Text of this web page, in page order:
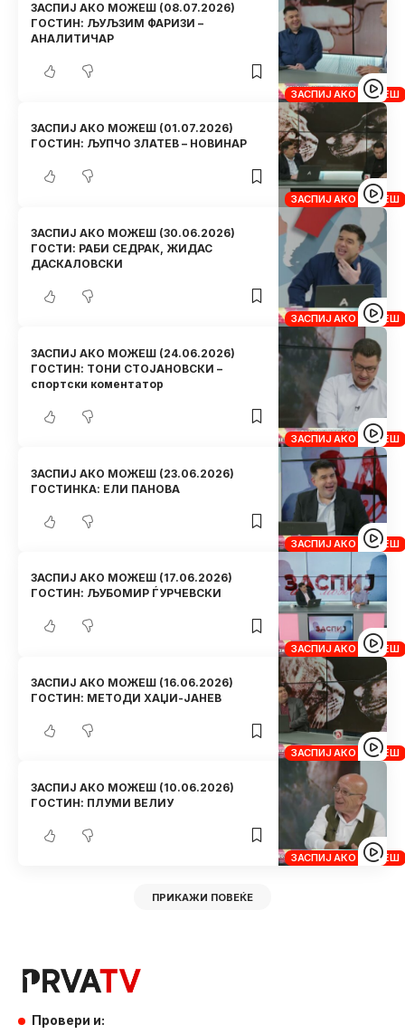
ЗАСПИЈ АКО МОЖЕШ
ЗАСПИЈ АКО МОЖЕШ (08.07.2026)
ГОСТИН: ЉУЉЗИМ ФАРИЗИ –
АНАЛИТИЧАР
ЗАСПИЈ АКО МОЖЕШ
ЗАСПИЈ АКО МОЖЕШ (01.07.2026)
ГОСТИН: ЉУПЧО ЗЛАТЕВ – НОВИНАР
ЗАСПИЈ АКО МОЖЕШ
ЗАСПИЈ АКО МОЖЕШ (30.06.2026)
ГОСТИ: РАБИ СЕДРАК, ЖИДАС
ДАСКАЛОВСКИ
ЗАСПИЈ АКО МОЖЕШ
ЗАСПИЈ АКО МОЖЕШ (24.06.2026)
ГОСТИН: ТОНИ СТОЈАНОВСКИ –
спортски коментатор
ЗАСПИЈ АКО МОЖЕШ
ЗАСПИЈ АКО МОЖЕШ (23.06.2026)
ГОСТИНКА: ЕЛИ ПАНОВА
ЗАСПИЈ АКО МОЖЕШ
ЗАСПИЈ АКО МОЖЕШ (17.06.2026)
ГОСТИН: ЉУБОМИР ЃУРЧЕВСКИ
ЗАСПИЈ АКО МОЖЕШ
ЗАСПИЈ АКО МОЖЕШ (16.06.2026)
ГОСТИН: МЕТОДИ ХАЏИ-ЈАНЕВ
ЗАСПИЈ АКО МОЖЕШ
ЗАСПИЈ АКО МОЖЕШ (10.06.2026)
ГОСТИН: ПЛУМИ ВЕЛИУ
ПРИКАЖИ ПОВЕЌЕ
Провери и: